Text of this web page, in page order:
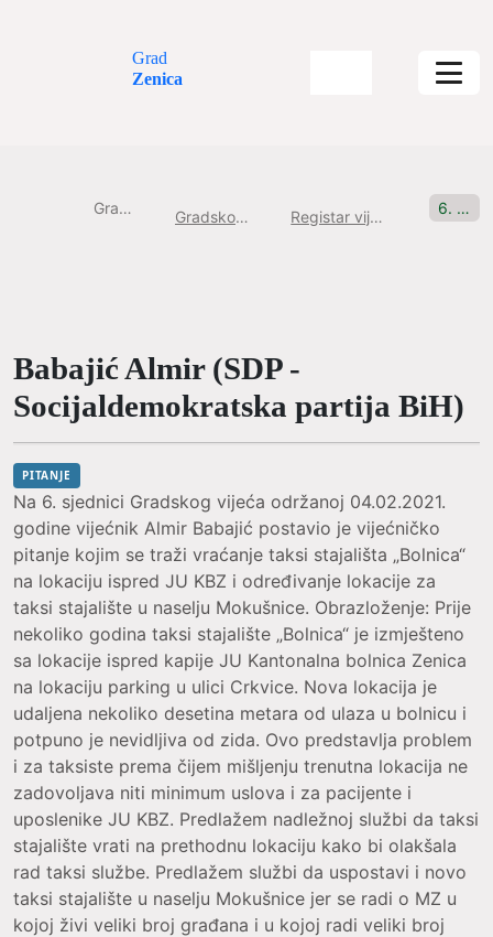
Grad
Zenica
Gradska uprava Gradsko Vijeće Grada Zenice Registar vijećničkih pitanja i inicijativa 6. Sjednica, 04.02.2021 Pitanje br: 3
Babajić Almir (SDP -
Socijaldemokratska partija BiH)
PITANJE
Na 6. sjednici Gradskog vijeća održanoj 04.02.2021.
godine vijećnik Almir Babajić postavio je vijećničko
pitanje kojim se traži vraćanje taksi stajališta „Bolnica“
na lokaciju ispred JU KBZ i određivanje lokacije za
taksi stajalište u naselju Mokušnice. Obrazloženje: Prije
nekoliko godina taksi stajalište „Bolnica“ je izmješteno
sa lokacije ispred kapije JU Kantonalna bolnica Zenica
na lokaciju parking u ulici Crkvice. Nova lokacija je
udaljena nekoliko desetina metara od ulaza u bolnicu i
potpuno je nevidljiva od zida. Ovo predstavlja problem
i za taksiste prema čijem mišljenju trenutna lokacija ne
zadovoljava niti minimum uslova i za pacijente i
uposlenike JU KBZ. Predlažem nadležnoj službi da taksi
stajalište vrati na prethodnu lokaciju kako bi olakšala
rad taksi službe. Predlažem službi da uspostavi i novo
taksi stajalište u naselju Mokušnice jer se radi o MZ u
kojoj živi veliki broj građana i u kojoj radi veliki broj